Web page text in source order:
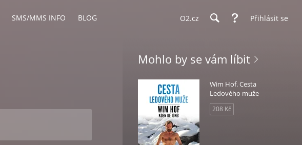
SMS/MMS INFO BLOG O2.cz Přihlásit se
Mohlo by se vám líbit
Wim Hof. Cesta
Ledového muže
208 Kč